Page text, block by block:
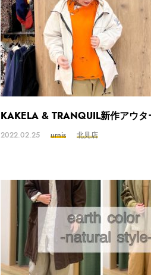
KAKELA & TRANQUIL新作アウタ
2022.02.25 urnis 北見店